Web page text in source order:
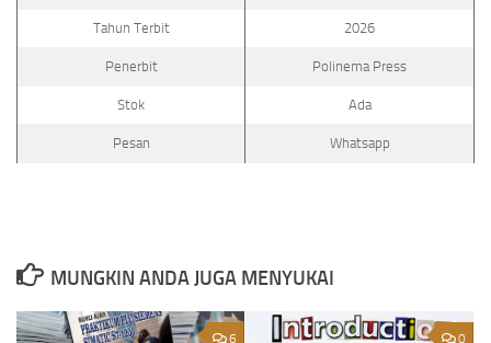
Tahun Terbit 2026
Penerbit Polinema Press
Stok Ada
Pesan Whatsapp
MUNGKIN ANDA JUGA MENYUKAI
6 0